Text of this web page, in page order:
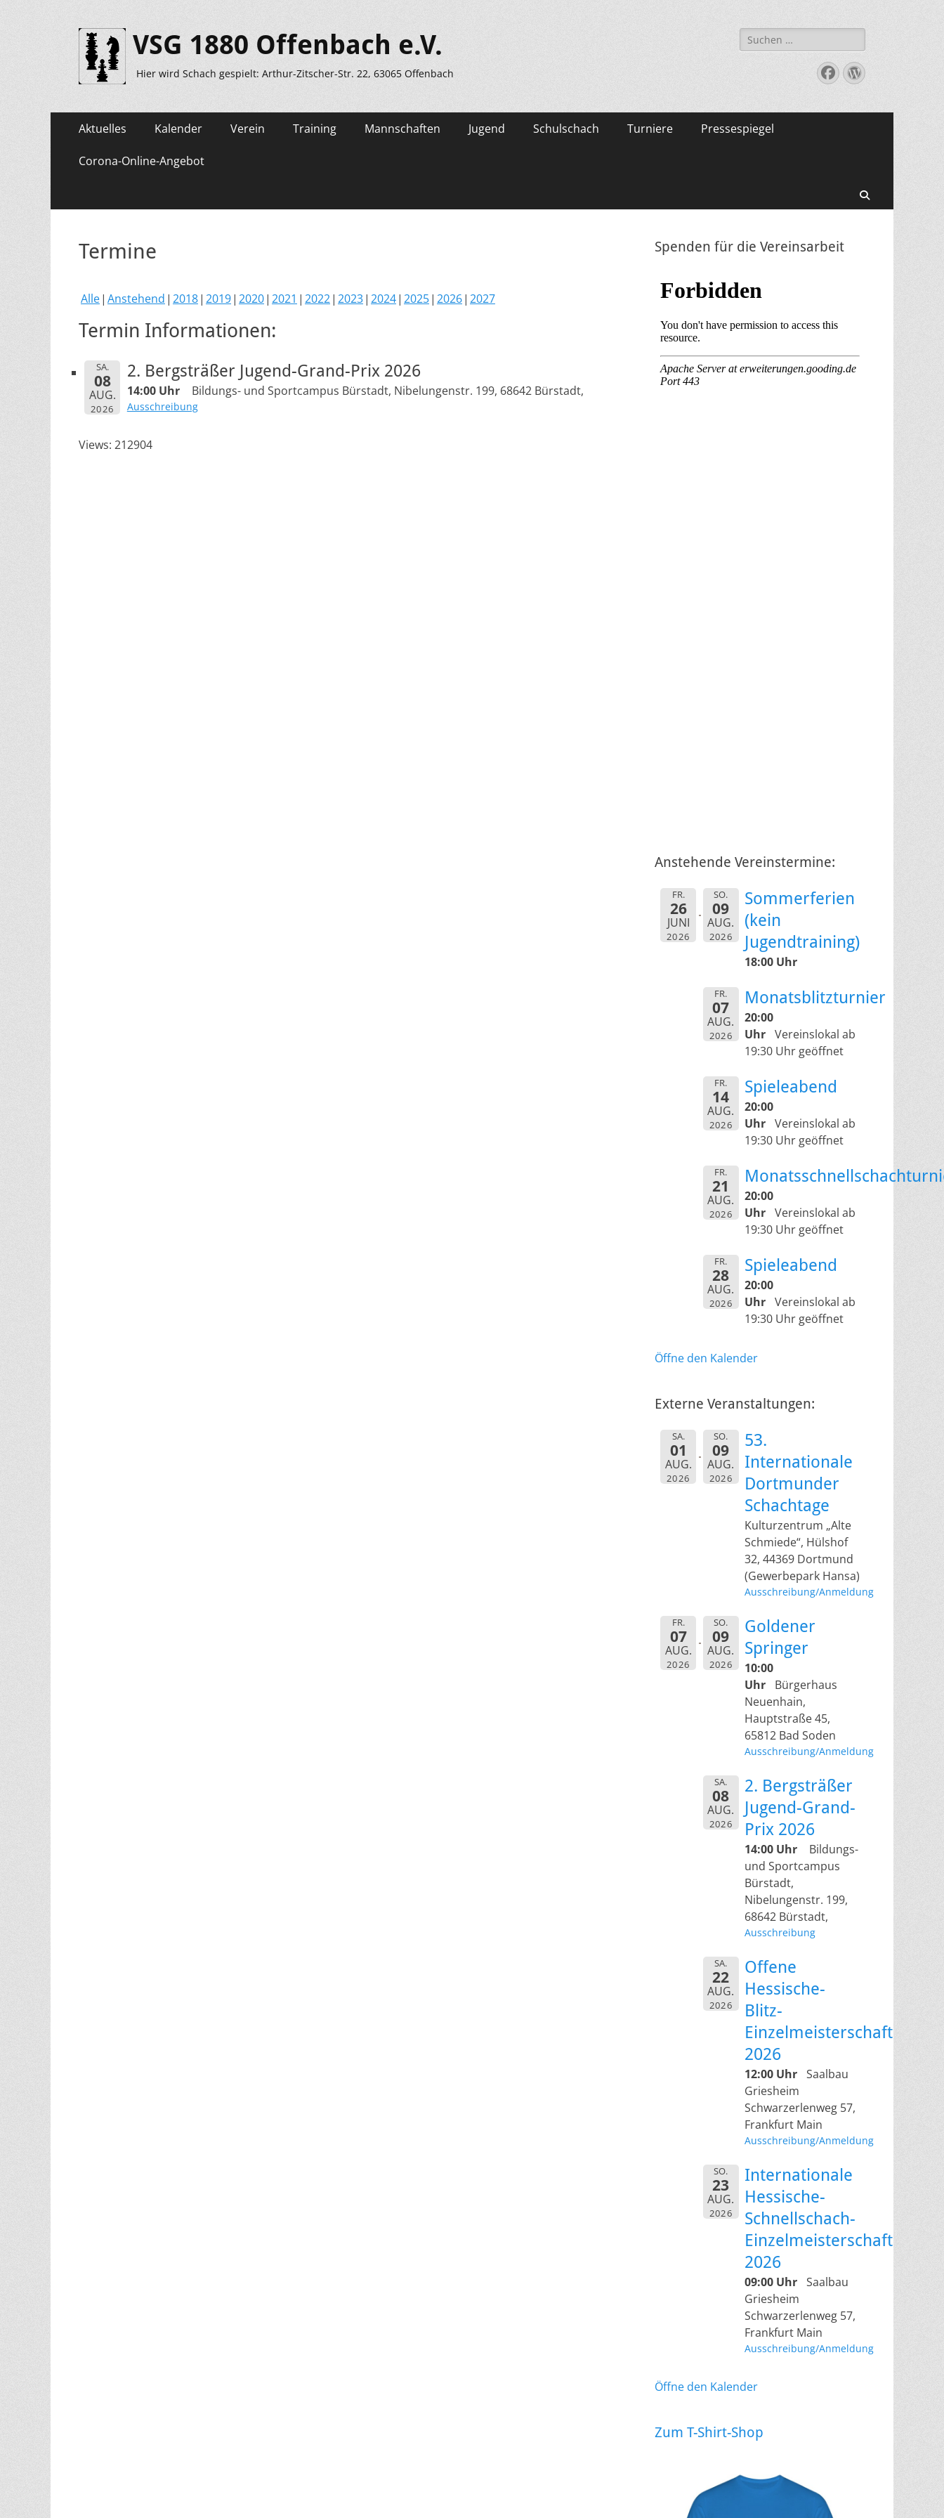
VSG 1880 Offenbach e.V.
Hier wird Schach gespielt: Arthur-Zitscher-Str. 22, 63065 Offenbach
Suche
nach:
Facebook
WordPress
Primäres
Zum
Inhalt
springen
Aktuelles Kalender Verein Training Mannschaften Jugend Schulschach Turniere Pressespiegel
Corona-Online-Angebot
Termine
Alle Anstehend 2018 2019 2020 2021 2022 2023 2024 2025 2026 2027
Termin Informationen:
SA.
08
AUG.
2026
2. Bergsträßer Jugend-Grand-Prix 2026
14:00 Uhr Bildungs- und Sportcampus Bürstadt, Nibelungenstr. 199, 68642 Bürstadt,
Ausschreibung
Views: 212904
Spenden für die Vereinsarbeit
Anstehende Vereinstermine:
FR.
26
JUNI
2026
SO.
09
AUG.
2026
Sommerferien
(kein
Jugendtraining)
18:00 Uhr
FR.
07
AUG.
2026
Monatsblitzturnier
20:00
Uhr Vereinslokal ab
19:30 Uhr geöffnet
FR.
14
AUG.
2026
Spieleabend
20:00
Uhr Vereinslokal ab
19:30 Uhr geöffnet
FR.
21
AUG.
2026
20:00
Uhr Vereinslokal ab
19:30 Uhr geöffnet
FR.
28
AUG.
2026
Spieleabend
20:00
Uhr Vereinslokal ab
19:30 Uhr geöffnet
Öffne den Kalender
Externe Veranstaltungen:
SA.
01
AUG.
2026
SO.
09
AUG.
2026
53.
Internationale
Dortmunder
Schachtage
Kulturzentrum „Alte
Schmiede“, Hülshof
32, 44369 Dortmund
(Gewerbepark Hansa)
Ausschreibung/Anmeldung
FR.
07
AUG.
2026
SO.
09
AUG.
2026
Goldener
Springer
10:00
Uhr
Bürgerhaus
Neuenhain,
Hauptstraße 45,
65812 Bad Soden
Ausschreibung/Anmeldung
SA.
08
AUG.
2026
2. Bergsträßer
Jugend-Grand-
Prix 2026
14:00 Uhr
Bildungs-
und Sportcampus
Bürstadt,
Nibelungenstr. 199,
68642 Bürstadt,
Ausschreibung
SA.
22
AUG.
2026
Offene
Hessische-
Blitz-
Einzelmeisterschaft
2026
12:00 Uhr Saalbau
Griesheim
Schwarzerlenweg 57,
Frankfurt Main
Ausschreibung/Anmeldung
SO.
23
AUG.
2026
Internationale
Hessische-
Schnellschach-
Einzelmeisterschaft
2026
09:00 Uhr Saalbau
Griesheim
Schwarzerlenweg 57,
Frankfurt Main
Ausschreibung/Anmeldung
Öffne den Kalender
Zum T-Shirt-Shop